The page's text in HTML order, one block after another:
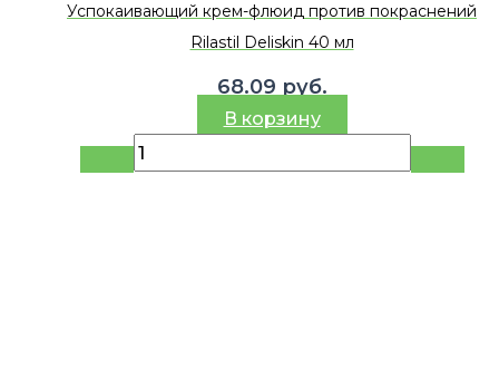
Успокаивающий крем-флюид против покраснений
Rilastil Deliskin 40 мл
68.09 руб.
В корзину